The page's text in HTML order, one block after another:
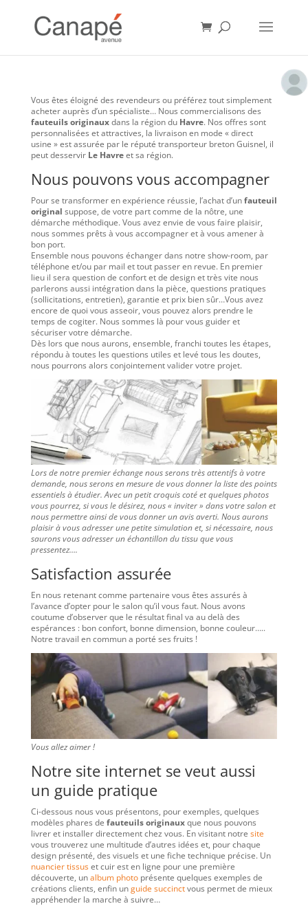
Vous êtes éloigné des revendeurs ou préférez tout simplement
acheter auprès d’un spécialiste… Nous commercialisons des
fauteuils originauxdans la région du Havre. Nos offres sont
personnalisées et attractives, la livraison en mode « direct
usine » est assurée par le réputé transporteur breton Guisnel, il
peut desservir Le Havreet sa région.
Nous pouvons vous accompagner
Pour se transformer en expérience réussie, l’achat d’unfauteuil
original suppose, de votre part comme de la nôtre, une
démarche méthodique. Vous avez envie de vous faire plaisir,
nous sommes prêts à vous accompagner et à vous amener à
bon port.
Ensemble nous pouvons échanger dans notre show-room, par
téléphone et/ou par mail et tout passer en revue. En premier
lieu il sera question de confort et de design et très vite nous
parlerons aussi intégration dans la pièce, questions pratiques
(sollicitations, entretien), garantie et prix bien sûr…Vous avez
encore de quoi vous asseoir, vous pouvez alors prendre le
temps de cogiter. Nous sommes là pour vous guider et
sécuriser votre démarche.
Dès lors que nous aurons, ensemble, franchi toutes les étapes,
répondu à toutes les questions utiles et levé tous les doutes,
nous pourrons alors conjointement valider votre projet.
Lors de notre premier échange nous serons très attentifs à votre
demande, nous serons en mesure de vous donner la liste des points
essentiels à étudier. Avec un petit croquis coté et quelques photos
vous pourrez, si vous le désirez, nous « inviter » dans votre salon et
nous permettre ainsi de vous donner un avis averti. Nous aurons
plaisir à vous adresser une petite simulation et, si nécessaire, nous
saurons vous adresser un échantillon du tissu que vous
pressentez….
Satisfaction assurée
En nous retenant comme partenaire vous êtes assurés à
l’avance d’opter pour le salon qu’il vous faut. Nous avons
coutume d’observer que le résultat final va au delà des
espérances : bon confort, bonne dimension, bonne couleur…..
Notre travail en commun a porté ses fruits !
Vous allez aimer !
Notre site internet se veut aussi
un guide pratique
Ci-dessous nous vous présentons, pour exemples, quelques
modèles phares de fauteuils originauxque nous pouvons
livrer et installer directement chez vous. En visitant notre site
vous trouverez une multitude d’autres idées et, pour chaque
design présenté, des visuels et une fiche technique précise. Un
nuancier tissuset cuir est en ligne pour une première
découverte, unalbum photoprésente quelques exemples de
créations clients, enfin unguide succinctvous permet de mieux
appréhender la marche à suivre…